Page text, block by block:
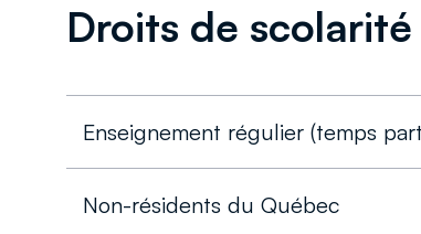
Droits de scolarité
Enseignement régulier (temps
Non-résidents du Québec